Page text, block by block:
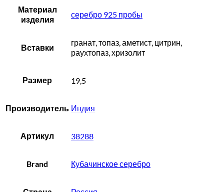
Материал
изделия
серебро 925 пробы
Вставки
гранат, топаз, аметист, цитрин,
раухтопаз, хризолит
Размер 19,5
Производитель Индия
Артикул 38288
Brand Кубачинское серебро